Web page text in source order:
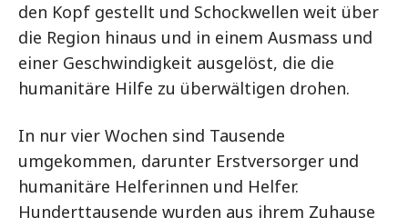
den Kopf gestellt und Schockwellen weit über
die Region hinaus und in einem Ausmass und
einer Geschwindigkeit ausgelöst, die die
humanitäre Hilfe zu überwältigen drohen.
In nur vier Wochen sind Tausende
umgekommen, darunter Erstversorger und
humanitäre Helferinnen und Helfer.
Hunderttausende wurden aus ihrem Zuhause